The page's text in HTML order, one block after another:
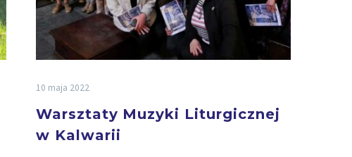
10 maja 2022
Warsztaty Muzyki Liturgicznej
w Kalwarii